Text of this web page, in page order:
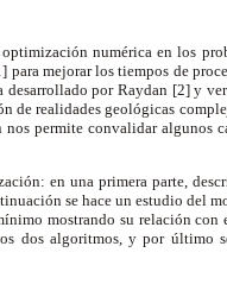
numérica en los
para mejorar los tiempos de
por Raydan [2] y
de realidades geológicas
permite convalidar algunos
en una primera parte,
se hace un estudio del
mostrando su relación
dos algoritmos, y por último